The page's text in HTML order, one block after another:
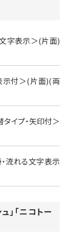
文字表示＞(片面)
示付＞(片面)(両
イプ・矢印付＞
流れる文字表示
」｢ニコトー